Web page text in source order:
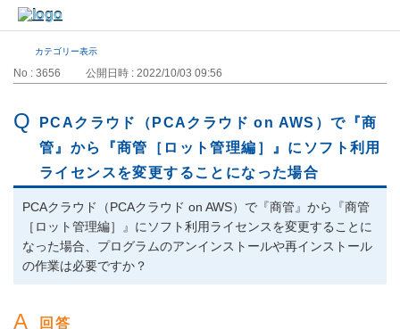
カテゴリー表示
No : 3656 公開日時 : 2022/10/03 09:56
PCAクラウド（PCAクラウド on AWS）で『商
管』から『商管［ロット管理編］』にソフト利用
ライセンスを変更することになった場合
PCAクラウド（PCAクラウド on AWS）で『商管』から『商管
［ロット管理編］』にソフト利用ライセンスを変更することに
なった場合、プログラムのアンインストールや再インストール
の作業は必要ですか？